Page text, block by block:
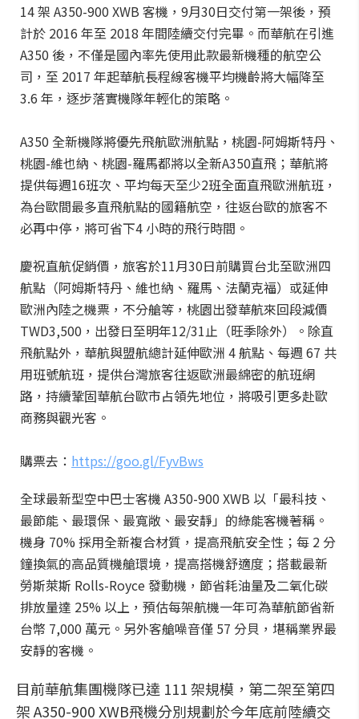
14 架 A350-900 XWB 客機，9月30日交付第一架後，預
計於 2016 年至 2018 年間陸續交付完畢。而華航在引進
A350 後，不僅是國內率先使用此款最新機種的航空公
司，至 2017 年起華航長程線客機平均機齡將大幅降至
3.6 年，逐步落實機隊年輕化的策略。
A350 全新機隊將優先飛航歐洲航點，桃園-阿姆斯特丹、
桃園-維也納、桃園-羅馬都將以全新A350直飛；華航將
提供每週16班次、平均每天至少2班全面直飛歐洲航班，
為台歐間最多直飛航點的國籍航空，往返台歐的旅客不
必再中停，將可省下4 小時的飛行時間。
慶祝直航促銷價，旅客於11月30日前購買台北至歐洲四
航點（阿姆斯特丹、維也納、羅馬、法蘭克福）或延伸
歐洲內陸之機票，不分艙等，桃園出發華航來回段減價
TWD3,500，出發日至明年12/31止（旺季除外）。除直
飛航點外，華航與盟航總計延伸歐洲 4 航點、每週 67 共
用班號航班，提供台灣旅客往返歐洲最綿密的航班網
路，持續鞏固華航台歐市占領先地位，將吸引更多赴歐
商務與觀光客。
購票去： https://goo.gl/FyvBws
全球最新型空中巴士客機 A350-900 XWB 以「最科技、
最節能、最環保、最寬敞、最安靜」的綠能客機著稱。
機身 70% 採用全新複合材質，提高飛航安全性；每 2 分
鐘換氣的高品質機艙環境，提高搭機舒適度；搭載最新
勞斯萊斯 Rolls-Royce 發動機，節省耗油量及二氧化碳
排放量達 25% 以上，預估每架航機一年可為華航節省新
台幣 7,000 萬元。另外客艙噪音僅 57 分貝，堪稱業界最
安靜的客機。
目前華航集團機隊已達 111 架規模，第二架至第四
架 A350-900 XWB飛機分別規劃於今年底前陸續交